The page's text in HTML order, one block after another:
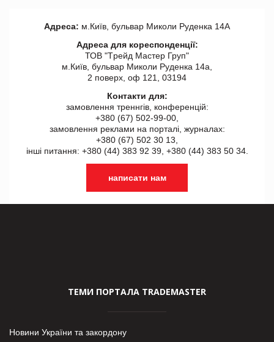
Адреса: м.Київ, бульвар Миколи Руденка 14А
Адреса для кореспонденції:
ТОВ "Tрейд Мастер Груп"
м.Київ, бульвар Миколи Руденка 14а,
2 поверх, оф 121, 03194
Контакти для:
замовлення треннгів, конференцій:
+380 (67) 502-99-00,
замовлення реклами на порталі, журналах:
+380 (67) 502 30 13,
інші питання: +380 (44) 383 92 39, +380 (44) 383 50 34.
написати нам
ТЕМИ ПОРТАЛА TRADEMASTER
Новини України та закордону